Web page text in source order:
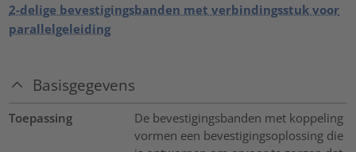
2-delige bevestigingsbanden met verbindingsstuk voor
parallelgeleiding
Basisgegevens
Toepassing
De bevestigingsbanden met koppeling
vormen een bevestigingsoplossing die